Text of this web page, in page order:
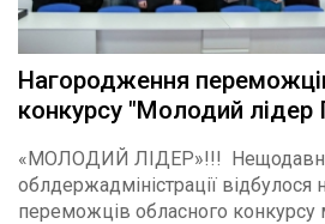
Нагородження
конкурсу "Молодий лідер
«МОЛОДИЙ ЛІДЕР»!!!
облдержадміністрації відбулося
переможців обласного конкурсу